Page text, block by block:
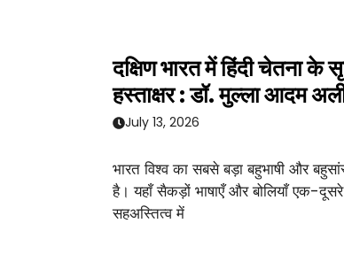
दक्षिण भारत में हिंदी चेतना के
हस्ताक्षर : डॉ. मुल्ला आदम
July 13, 2026
भारत विश्व का सबसे बड़ा बहुभाषी और
है। यहाँ सैकड़ों भाषाएँ और बोलियाँ एक-
सहअस्तित्व में